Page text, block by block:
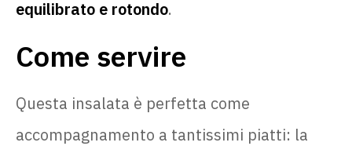
equilibrato e rotondo.
Come servire
Questa insalata è perfetta come
accompagnamento a tantissimi piatti: la